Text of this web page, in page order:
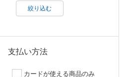
絞り込む
支払い方法
カードが使える商品のみ